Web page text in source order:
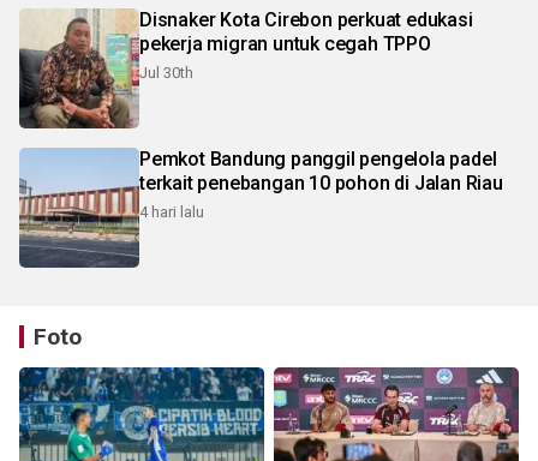
Disnaker Kota Cirebon perkuat edukasi
pekerja migran untuk cegah TPPO
Jul 30th
Pemkot Bandung panggil pengelola padel
terkait penebangan 10 pohon di Jalan Riau
4 hari lalu
Foto